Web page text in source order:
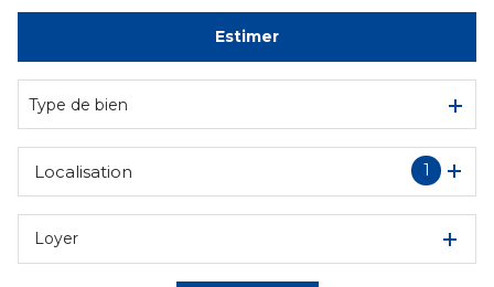
De l'immo pro
Estimer
Type de bien
1
Localisation
Loyer